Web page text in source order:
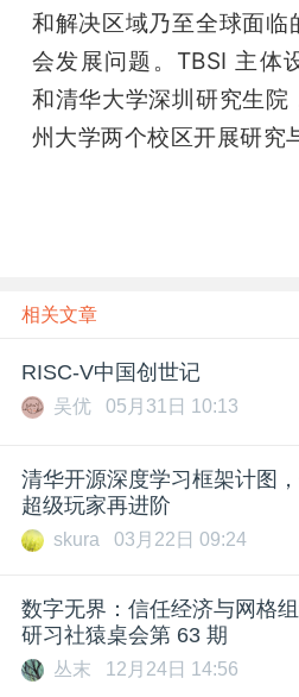
和解决区域乃至全球面临
会发展问题。TBSI 主体
和清华大学深圳研究生院
州大学两个校区开展研究
相关文章
RISC-V中国创世记
吴优 05月31日 10:13
清华开源深度学习框架计图
超级玩家再进阶
skura 03月22日 09:24
数字无界：信任经济与网格
研习社猿桌会第 63 期
丛末 12月24日 14:56